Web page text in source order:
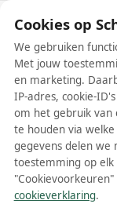
Zwarte
Belarbi
Meer lezen
Cookies op
We gebruiken
Met jouw
en marketing.
IP-adres, cookie-
om het gebruik van
te houden via
gegevens delen we
toestemming op
cookieverklaring.